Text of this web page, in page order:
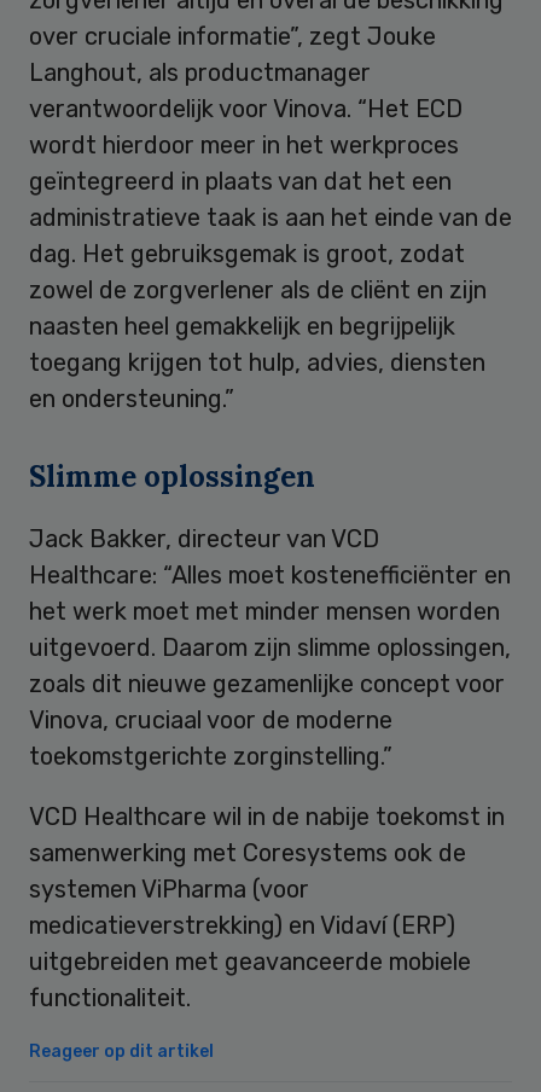
over cruciale informatie”, zegt Jouke
Langhout, als productmanager
verantwoordelijk voor Vinova. “Het ECD
wordt hierdoor meer in het werkproces
geïntegreerd in plaats van dat het een
administratieve taak is aan het einde van de
dag. Het gebruiksgemak is groot, zodat
zowel de zorgverlener als de cliënt en zijn
naasten heel gemakkelijk en begrijpelijk
toegang krijgen tot hulp, advies, diensten
en ondersteuning.”
Slimme oplossingen
Jack Bakker, directeur van VCD
Healthcare: “Alles moet kostenefficiënter en
het werk moet met minder mensen worden
uitgevoerd. Daarom zijn slimme oplossingen,
zoals dit nieuwe gezamenlijke concept voor
Vinova, cruciaal voor de moderne
toekomstgerichte zorginstelling.”
VCD Healthcare wil in de nabije toekomst in
samenwerking met Coresystems ook de
systemen ViPharma (voor
medicatieverstrekking) en Vidaví (ERP)
uitgebreiden met geavanceerde mobiele
functionaliteit.
Reageer op dit artikel